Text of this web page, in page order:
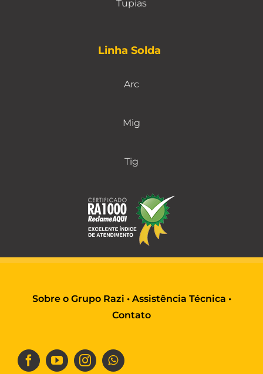
Tupias
Linha Solda
Arc
Mig
Tig
Sobre o Grupo Razi • Assistência Técnica •
Contato